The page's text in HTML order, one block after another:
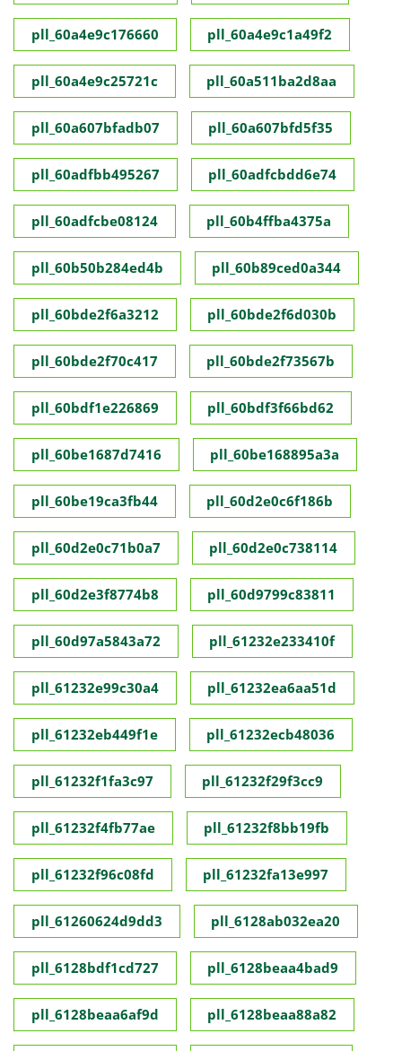
pll_60a4e9c176660 pll_60a4e9c1a49f2
pll_60a4e9c25721c pll_60a511ba2d8aa
pll_60a607bfadb07 pll_60a607bfd5f35
pll_60adfbb495267 pll_60adfcbdd6e74
pll_60adfcbe08124 pll_60b4ffba4375a
pll_60b50b284ed4b pll_60b89ced0a344
pll_60bde2f6a3212 pll_60bde2f6d030b
pll_60bde2f70c417 pll_60bde2f73567b
pll_60bdf1e226869 pll_60bdf3f66bd62
pll_60be1687d7416 pll_60be168895a3a
pll_60be19ca3fb44 pll_60d2e0c6f186b
pll_60d2e0c71b0a7 pll_60d2e0c738114
pll_60d2e3f8774b8 pll_60d9799c83811
pll_60d97a5843a72 pll_61232e233410f
pll_61232e99c30a4 pll_61232ea6aa51d
pll_61232eb449f1e pll_61232ecb48036
pll_61232f1fa3c97 pll_61232f29f3cc9
pll_61232f4fb77ae pll_61232f8bb19fb
pll_61232f96c08fd pll_61232fa13e997
pll_61260624d9dd3 pll_6128ab032ea20
pll_6128bdf1cd727 pll_6128beaa4bad9
pll_6128beaa6af9d pll_6128beaa88a82